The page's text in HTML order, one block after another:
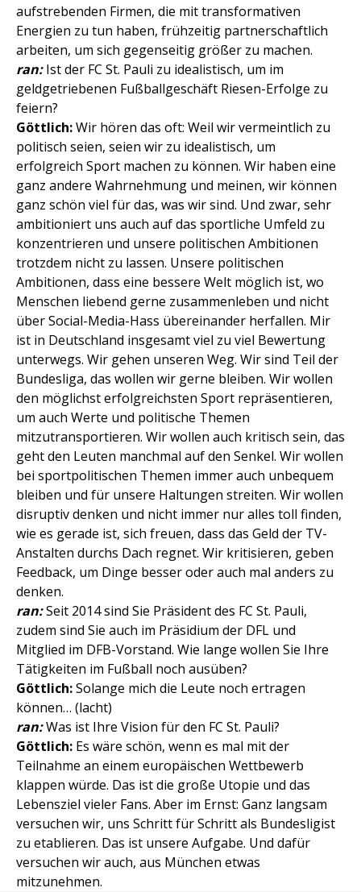
aufstrebenden Firmen, die mit transformativen
Energien zu tun haben, frühzeitig partnerschaftlich
arbeiten, um sich gegenseitig größer zu machen.
ran:Ist der FC St. Pauli zu idealistisch, um im
geldgetriebenen Fußballgeschäft Riesen-Erfolge zu
feiern?
Göttlich:Wir hören das oft: Weil wir vermeintlich zu
politisch seien, seien wir zu idealistisch, um
erfolgreich Sport machen zu können. Wir haben eine
ganz andere Wahrnehmung und meinen, wir können
ganz schön viel für das, was wir sind. Und zwar, sehr
ambitioniert uns auch auf das sportliche Umfeld zu
konzentrieren und unsere politischen Ambitionen
trotzdem nicht zu lassen. Unsere politischen
Ambitionen, dass eine bessere Welt möglich ist, wo
Menschen liebend gerne zusammenleben und nicht
über Social-Media-Hass übereinander herfallen. Mir
ist in Deutschland insgesamt viel zu viel Bewertung
unterwegs. Wir gehen unseren Weg. Wir sind Teil der
Bundesliga, das wollen wir gerne bleiben. Wir wollen
den möglichst erfolgreichsten Sport repräsentieren,
um auch Werte und politische Themen
mitzutransportieren. Wir wollen auch kritisch sein, das
geht den Leuten manchmal auf den Senkel. Wir wollen
bei sportpolitischen Themen immer auch unbequem
bleiben und für unsere Haltungen streiten. Wir wollen
disruptiv denken und nicht immer nur alles toll finden,
wie es gerade ist, sich freuen, dass das Geld der TV-
Anstalten durchs Dach regnet. Wir kritisieren, geben
Feedback, um Dinge besser oder auch mal anders zu
denken.
ran:Seit 2014 sind Sie Präsident des FC St. Pauli,
zudem sind Sie auch im Präsidium der DFL und
Mitglied im DFB-Vorstand. Wie lange wollen Sie Ihre
Tätigkeiten im Fußball noch ausüben?
Göttlich:Solange mich die Leute noch ertragen
können… (lacht)
ran:Was ist Ihre Vision für den FC St. Pauli?
Göttlich: Es wäre schön, wenn es mal mit der
Teilnahme an einem europäischen Wettbewerb
klappen würde. Das ist die große Utopie und das
Lebensziel vieler Fans. Aber im Ernst: Ganz langsam
versuchen wir, uns Schritt für Schritt als Bundesligist
zu etablieren. Das ist unsere Aufgabe. Und dafür
versuchen wir auch, aus München etwas
mitzunehmen.